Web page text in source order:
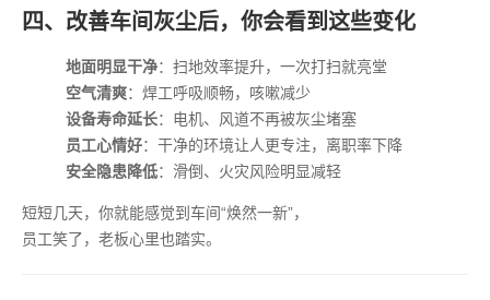
四、改善车间灰尘后，你会看到这些变化
地面明显干净：扫地效率提升，一次打扫就亮堂
空气清爽：焊工呼吸顺畅，咳嗽减少
设备寿命延长：电机、风道不再被灰尘堵塞
员工心情好：干净的环境让人更专注，离职率下降
安全隐患降低：滑倒、火灾风险明显减轻
短短几天，你就能感觉到车间“焕然一新”，
员工笑了，老板心里也踏实。